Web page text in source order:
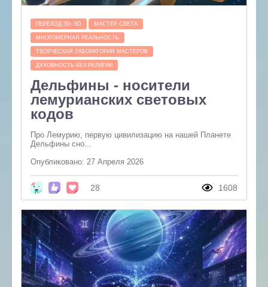
ПЕРЕХОД 3D- 5D МАСТЕР СВЕТА
МНОГОМЕРНАЯ РЕАЛЬНОСТЬ
ТВОРЧЕСКАЯ ЛАБОРАТОРИЯ МАСТЕРОВ
ДУХОВНОСТЬ БЕЗ РЕЛИГИИ
Дельфины - носители
лемурианских световых
кодов
Про Лемурию, первую цивилизацию на нашей Планете
Дельфины сно...
Опубликовано: 27 Апреля 2026
28 1608